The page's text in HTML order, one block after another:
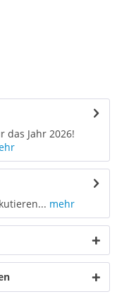
das Jahr 2026!
mehr